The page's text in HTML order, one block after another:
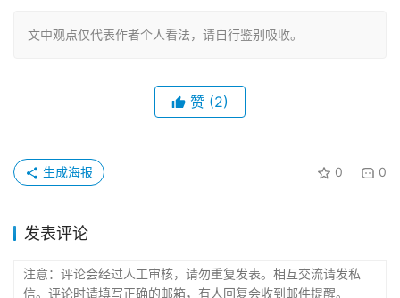
文中观点仅代表作者个人看法，请自行鉴别吸收。
赞 (2)
0 0
生成海报
发表评论